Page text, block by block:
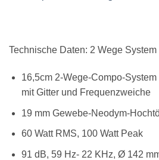
Technische Daten: 2 Wege
16,5cm 2-Wege-Compo-System
mit Gitter und Frequenzweiche
19 mm Gewebe-Neodym-
60 Watt RMS, 100 Watt Peak
91 dB, 59 Hz- 22 KHz, Ø 142